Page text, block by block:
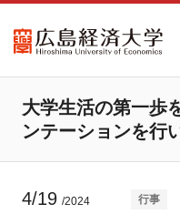
大学生活の第一歩
ンテーションを行
4/19 /2024 行事